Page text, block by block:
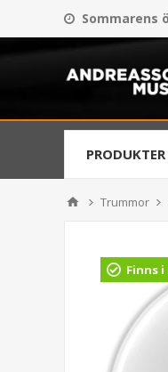
Sommarens
PRODUKTER
Trummor
Finns